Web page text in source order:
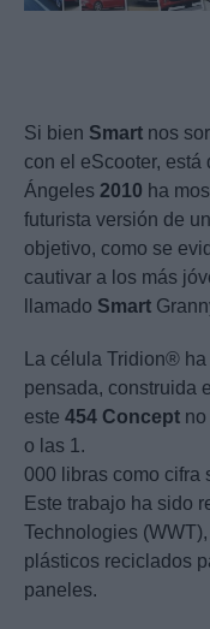
Si bien Smart nos
con el eScooter,
Ángeles 2010 ha
futurista versión de
objetivo, como se
cautivar a los más
llamado Smart
La célula Tridion®
pensada, construida
este 454 Concept
o las 1.
000 libras como cifra
Este trabajo ha sido
Technologies
plásticos reciclados
paneles.